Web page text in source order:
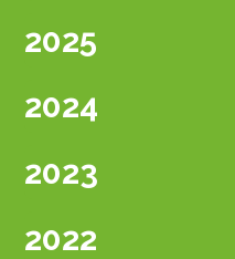
2025
2024
2023
2022